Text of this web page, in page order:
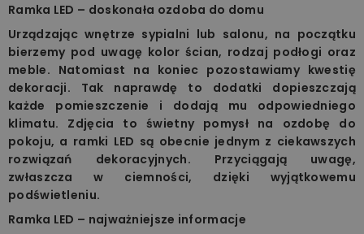
Ramka LED – doskonała ozdoba do domu
Urządzając wnętrze sypialni lub salonu, na początku
bierzemy pod uwagę kolor ścian, rodzaj podłogi oraz
meble. Natomiast na koniec pozostawiamy kwestię
dekoracji. Tak naprawdę to dodatki dopieszczają
każde pomieszczenie i dodają mu odpowiedniego
klimatu. Zdjęcia to świetny pomysł na ozdobę do
pokoju, a ramki LED są obecnie jednym z ciekawszych
rozwiązań dekoracyjnych. Przyciągają uwagę,
zwłaszcza w ciemności, dzięki wyjątkowemu
podświetleniu.
Ramka LED – najważniejsze informacje